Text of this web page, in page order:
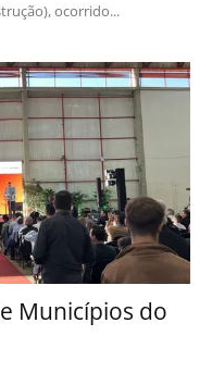
ocorrido...
Municípios do